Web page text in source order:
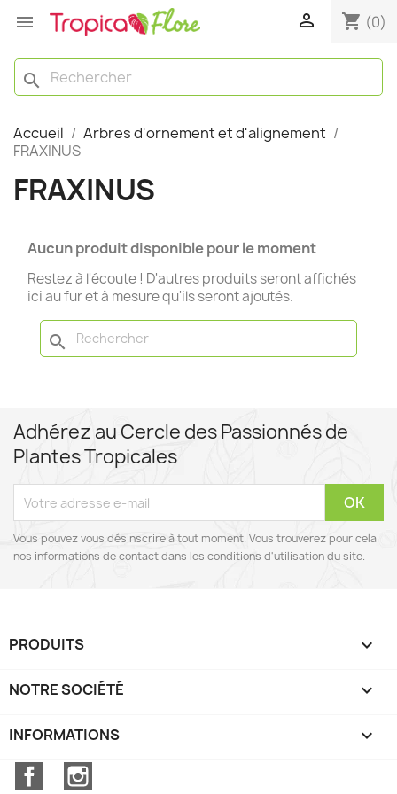
  shopping_cart (0)
search
Accueil
Arbres d'ornement et d'alignement
FRAXINUS
FRAXINUS
Aucun produit disponible pour le moment
Restez à l'écoute ! D'autres produits seront affichés
ici au fur et à mesure qu'ils seront ajoutés.
search
Adhérez au Cercle des Passionnés de
Plantes Tropicales
Vous pouvez vous désinscrire à tout moment. Vous trouverez pour cela
nos informations de contact dans les conditions d'utilisation du site.
PRODUITS 
NOTRE SOCIÉTÉ 
INFORMATIONS keyboard_arrow_down
Facebook